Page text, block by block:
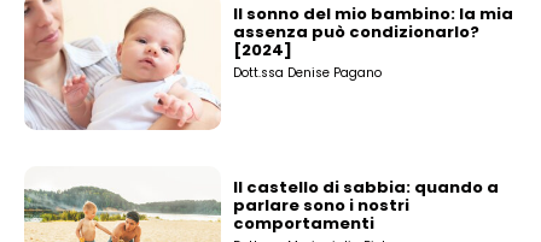
Il sonno del mio bambino: la mia
assenza può condizionarlo?
[2024]
Dott.ssa Denise Pagano
Il castello di sabbia: quando a
parlare sono i nostri
comportamenti